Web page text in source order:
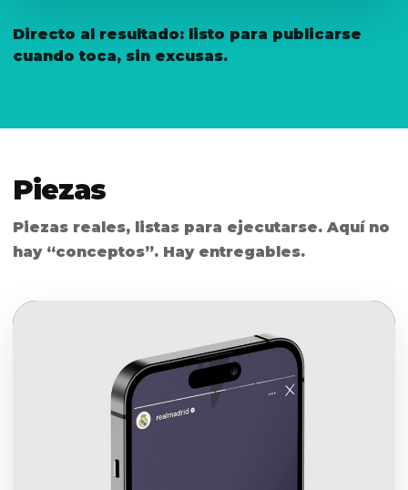
Directo al resultado: listo para publicarse
cuando toca, sin excusas.
Piezas
Piezas reales, listas para ejecutarse. Aquí no
hay “conceptos”. Hay entregables.